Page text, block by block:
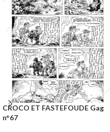
CROCO ET FASTEFOUDE Gag
n°67